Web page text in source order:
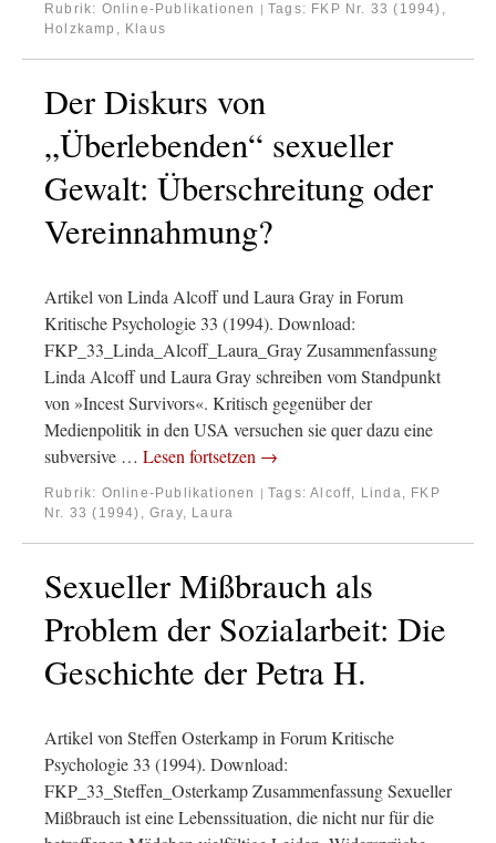
Rubrik: Online-Publikationen | Tags: FKP Nr. 33 (1994) ,
Holzkamp, Klaus
Der Diskurs von
„Überlebenden“ sexueller
Gewalt: Überschreitung oder
Vereinnahmung?
Artikel von Linda Alcoff und Laura Gray in Forum
Kritische Psychologie 33 (1994). Download:
FKP_33_Linda_Alcoff_Laura_Gray Zusammenfassung
Linda Alcoff und Laura Gray schreiben vom Standpunkt
von »Incest Survivors«. Kritisch gegenüber der
Medienpolitik in den USA versuchen sie quer dazu eine
subversive … Lesen fortsetzen →
Rubrik: Online-Publikationen | Tags:Alcoff, Linda, FKP
Nr. 33 (1994) ,Gray, Laura
Sexueller Mißbrauch als
Problem der Sozialarbeit: Die
Geschichte der Petra H.
Artikel von Steffen Osterkamp in Forum Kritische
Psychologie 33 (1994). Download:
FKP_33_Steffen_Osterkamp Zusammenfassung Sexueller
Mißbrauch ist eine Lebenssituation, die nicht nur für die